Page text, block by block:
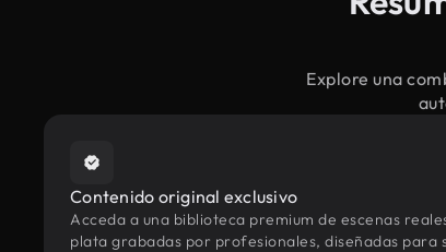
Explore una
Contenido original exclusivo
Acceda a una biblioteca premium de escenas
plata grabadas por profesionales, diseñadas para